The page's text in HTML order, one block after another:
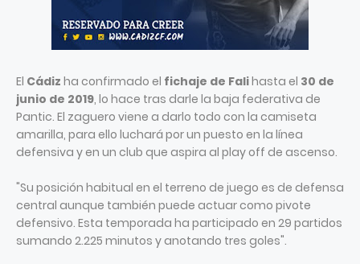
El Cádiz ha confirmado el fichaje de Falihasta el 30 de
junio de 2019, lo hace tras darle la baja federativa de
Pantic. El zaguero viene a darlo todo con la camiseta
amarilla, para ello luchará por un puesto en la línea
defensiva y en un club que aspira al play off de ascenso.
"Su posición habitual en el terreno de juego es de defensa
central aunque también puede actuar como pivote
defensivo. Esta temporada ha participado en 29 partidos
sumando 2.225 minutos y anotando tres goles".